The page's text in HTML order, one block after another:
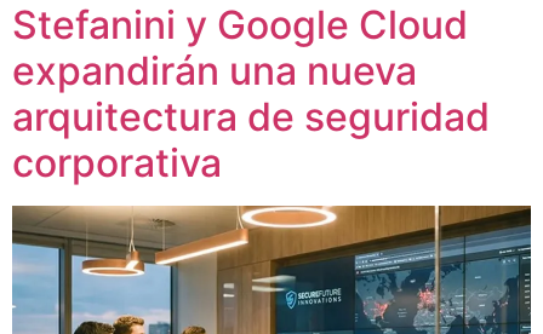
Stefanini y Google Cloud
expandirán una nueva
arquitectura de seguridad
corporativa